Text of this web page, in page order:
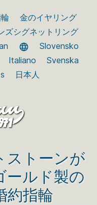
金のイヤリング
ズシグネットリング
Slovensko
Italiano
Svenska
日本人
ストーンが
ールド製の
約指輪